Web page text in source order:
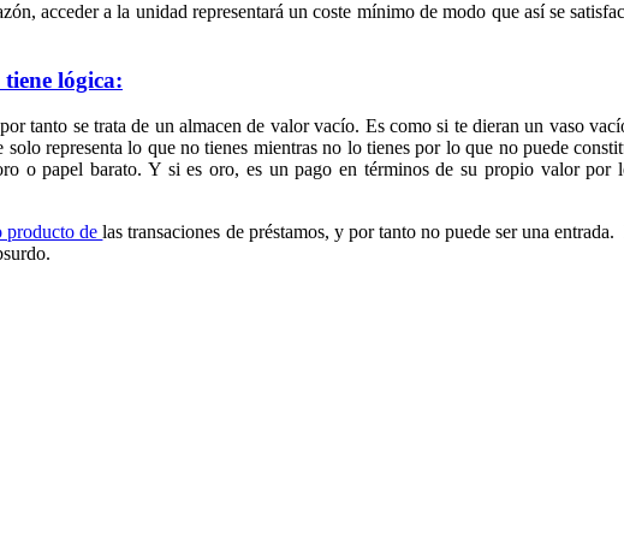
acceder a la unidad representará un coste mínimo de modo que así se
lógica:
tanto se trata de un almacen de valor vacío. Es como si te dieran un vaso
representa lo que no tienes mientras no lo tienes por lo que no puede
o papel barato. Y si es oro, es un pago en términos de su propio valor por
producto delas transaciones de préstamos, y por tanto no puede ser una